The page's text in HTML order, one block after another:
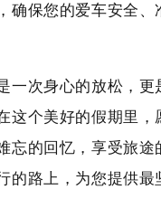
确保您的爱车安全、
一次身心的放松，更
这个美好的假期里，
忘的回忆，享受旅途
的路上，为您提供最